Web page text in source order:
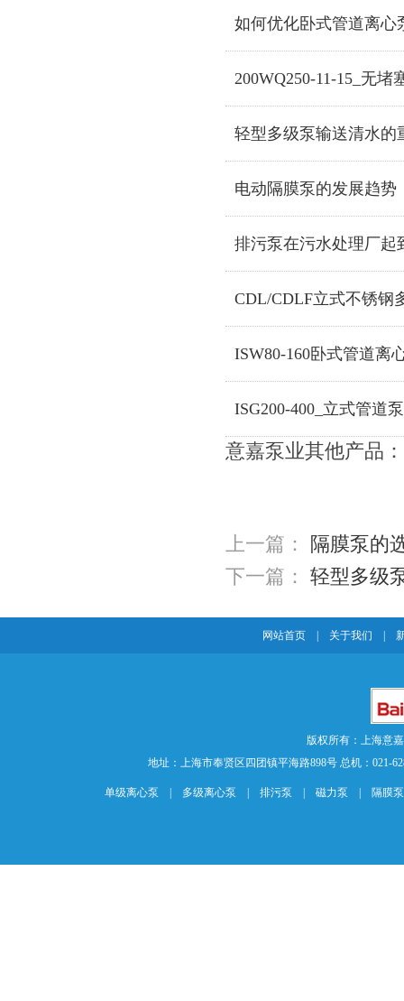
如何优化卧式管道离心
200WQ250-11-15_无堵
轻型多级泵输送清水的
电动隔膜泵的发展趋势
排污泵在污水处理厂起
CDL/CDLF立式不锈钢
ISW80-160卧式管道离
ISG200-400_立式管道泵
意嘉泵业其他产品：
上一篇： 隔膜泵的
下一篇： 轻型多级
网站首页 关于我们
版权所有：上海意
地址：上海市奉贤区四团镇平海路898号 总机：021-
单级离心泵 多级离心泵 排污泵 磁力泵 隔膜泵